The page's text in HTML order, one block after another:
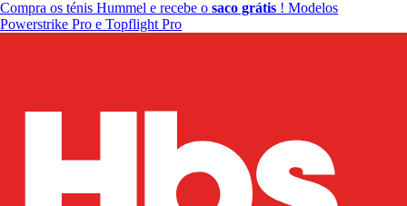
Compra os ténis Hummel e recebe o saco grátis ! Modelos
Powerstrike Pro e Topflight Pro